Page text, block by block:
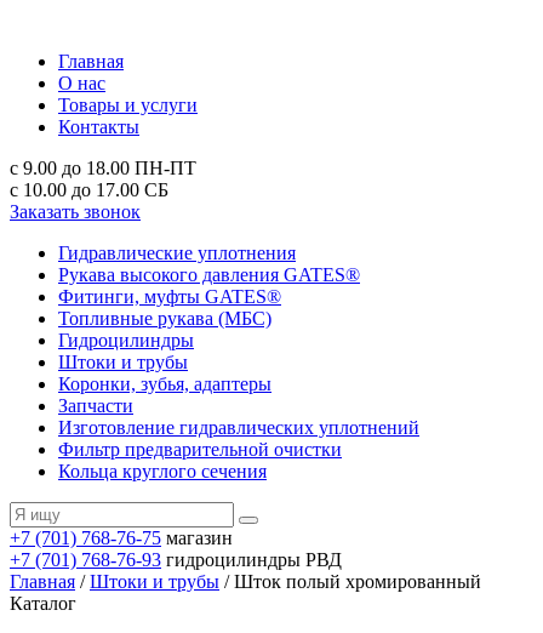
Главная
О нас
Товары и услуги
Контакты
с 9.00 до 18.00 ПН-ПТ
с 10.00 до 17.00 СБ
Заказать звонок
Гидравлические уплотнения
Рукава высокого давления GATES®
Фитинги, муфты GATES®
Топливные рукава (МБС)
Гидроцилиндры
Штоки и трубы
Коронки, зубья, адаптеры
Запчасти
Изготовление гидравлических уплотнений
Фильтр предварительной очистки
Кольца круглого сечения
+7 (701) 768-76-75 магазин
+7 (701) 768-76-93 гидроцилиндры РВД
Главная /Штоки и трубы / Шток полый хромированный
Каталог